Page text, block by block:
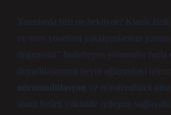
Yarınlarda bizi ne bekliyor? Klasik
ve stres yönetimi yaklaşımlarının
düğmesini” hedefleyen yöntemler
duyarlılaşmanın beyin ağlarındaki
nöromodülasyon ve nörofeedback
alanlı belirti yükünde iyileşme